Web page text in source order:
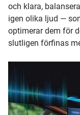
och klara,
igen olika ljud —
optimerar dem för
slutligen förfinas